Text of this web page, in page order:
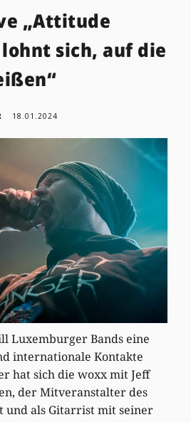
„Attitude
lohnt sich, auf die
18.01.2024
Luxemburger Bands eine
internationale Kontakte
hat sich die woxx mit Jeff
der Mitveranstalter des
und als Gitarrist mit seiner